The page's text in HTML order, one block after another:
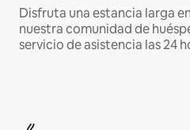
Disfruta una estancia larga
nuestra comunidad de
servicio de asistencia las 24